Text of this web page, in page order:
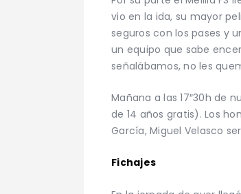
vio en la ida, su mayor
seguros con los pases y
un equipo que sabe
señalábamos, no les
Mañana a las 17″30h de
de 14 años gratis). Los
García, Miguel Velasco
Fichajes